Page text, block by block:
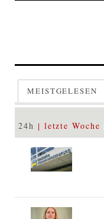
MEISTGELESEN
24h letzte Woche